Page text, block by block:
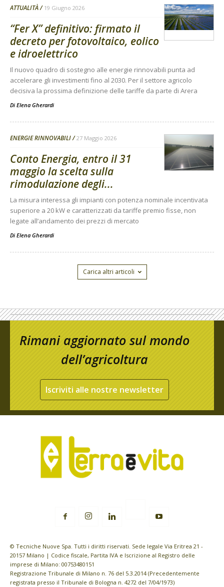
ATTUALITÀ 19 Giugno 2026
“Fer X” definitivo: firmato il
decreto per fotovoltaico, eolico
e idroelettrico
Il nuovo quadro di sostegno alle energie rinnovabili punta ad
accelerare gli investimenti fino al 2030. Per il settore agricolo
decisiva la prossima definizione delle tariffe da parte di Arera
Di Elena Gherardi
ENERGIE RINNOVABILI 27 Maggio 2026
Conto Energia, entro il 31
maggio la scelta sulla
rimodulazione degli...
La misura interessa gli impianti con potenza nominale incentivata
superiore a 20 kW e caratterizzati da tariffe premio fisse, non
legate all’andamento dei prezzi di mercato
Di Elena Gherardi
Carica altri articoli
Rimani aggiornato sul mondo
dell’agricoltura
Iscriviti alle nostre newsletter
© Tecniche Nuove Spa. Tutti i diritti riservati. Sede legale Via Eritrea 21 -
20157 Milano | Codice fiscale, Partita IVA e Iscrizione al Registro delle
imprese di Milano: 00753480151
Registrazione Tribunale di Milano n. 76 del 5.3.2014 (Precedentemente
registrata presso il Tribunale di Bologna n. 4272 del 7/04/1973)